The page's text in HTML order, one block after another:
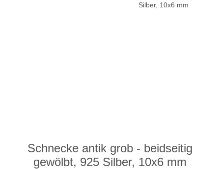
Schnecke antik grob - beidseitig
gewölbt, 925 Silber, 10x6 mm